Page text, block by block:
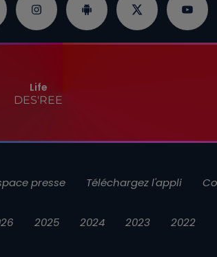
Life
DES'REE
presse Téléchargez l'appli
2025 2024 2023 2022